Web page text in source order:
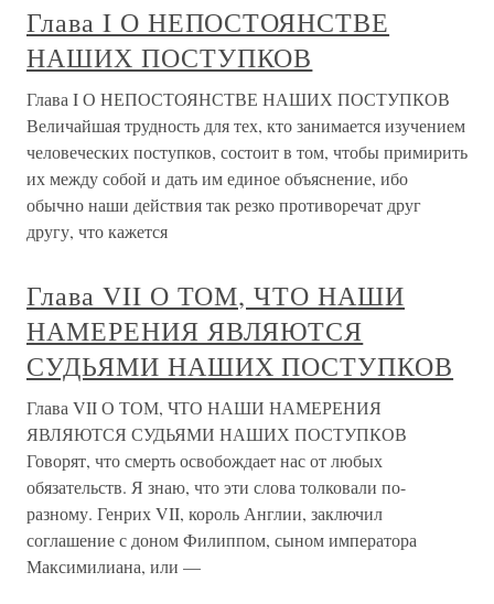
Глава I О НЕПОСТОЯНСТВЕ
НАШИХ ПОСТУПКОВ
Глава I О НЕПОСТОЯНСТВЕ НАШИХ ПОСТУПКОВ
Величайшая трудность для тех, кто занимается изучением
человеческих поступков, состоит в том, чтобы примирить
их между собой и дать им единое объяснение, ибо
обычно наши действия так резко противоречат друг
другу, что кажется
Глава VII О ТОМ, ЧТО НАШИ
НАМЕРЕНИЯ ЯВЛЯЮТСЯ
СУДЬЯМИ НАШИХ ПОСТУПКОВ
Глава VII О ТОМ, ЧТО НАШИ НАМЕРЕНИЯ
ЯВЛЯЮТСЯ СУДЬЯМИ НАШИХ ПОСТУПКОВ
Говорят, что смерть освобождает нас от любых
обязательств. Я знаю, что эти слова толковали по-
разному. Генрих VII, король Англии, заключил
соглашение с доном Филиппом, сыном императора
Максимилиана, или —